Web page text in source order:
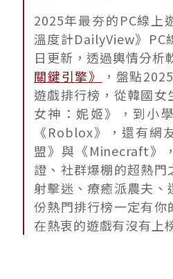
2025年最夯的PC線上
溫度計DailyView》PC
日更新，透過輿情分析
關鍵引擎》
，盤點
遊戲排行榜，從韓國女
女神：妮姬》，到小
《Roblox》，還有網
盟》與《Minecraft》
證、社群爆棚的超熱
射擊迷、療癒派農夫
份熱門排行榜一定有你
在熱衷的遊戲有沒有上